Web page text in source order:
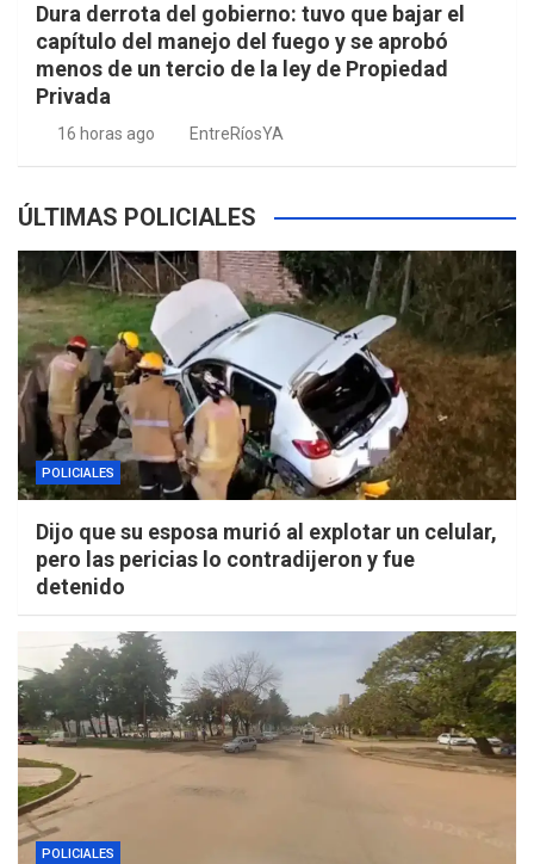
Dura derrota del gobierno: tuvo que bajar el
capítulo del manejo del fuego y se aprobó
menos de un tercio de la ley de Propiedad
Privada
16 horas ago EntreRíosYA
ÚLTIMAS POLICIALES
POLICIALES
Dijo que su esposa murió al explotar un celular,
pero las pericias lo contradijeron y fue
detenido
POLICIALES